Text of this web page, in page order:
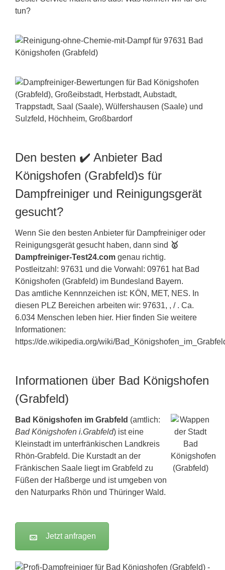
tun?
Den besten ✔️ Anbieter Bad
Königshofen (Grabfeld)s für
Dampfreiniger und Reinigungsgerät
gesucht?
Wenn Sie den besten Anbieter für Dampfreiniger oder
Reinigungsgerät gesucht haben, dann sind 🥇
Dampfreiniger-Test24.com genau richtig.
Postleitzahl: 97631 und die Vorwahl: 09761 hat Bad
Königshofen (Grabfeld) im Bundesland Bayern.
Das amtliche Kennnzeichen ist: KÖN, MET, NES. In
diesen PLZ Bereichen arbeiten wir: 97631, , / . Ca.
6.034 Menschen leben hier. Hier finden Sie weitere
Informationen:
https://de.wikipedia.org/wiki/
Informationen über Bad Königshofen
(Grabfeld)
Bad Königshofen im Grabfeld (amtlich:
Bad Königshofen i.Grabfeld) ist eine
Kleinstadt im unterfränkischen Landkreis
Rhön-Grabfeld. Die Kurstadt an der
Fränkischen Saale liegt im Grabfeld zu
Füßen der Haßberge und ist umgeben von
den Naturparks Rhön und Thüringer Wald.
Jetzt anfragen